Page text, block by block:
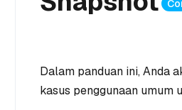
Dalam panduan ini, Anda
kasus penggunaan umum